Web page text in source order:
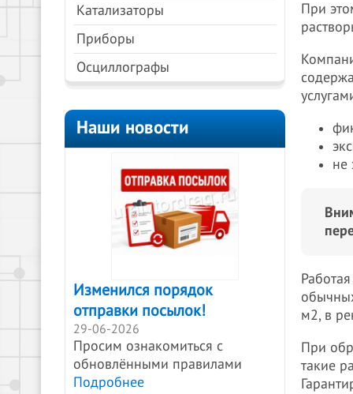
Катализаторы
Приборы
Осциллографы
Наши новости
Изменился порядок
отправки посылок!
29-06-2026
Просим ознакомиться с
обновлёнными правилами
Подробнее
При
не
м2, в
При
такие